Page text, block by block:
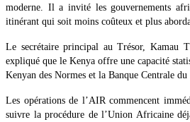
moderne. Il a invité les gouvernements
itinérant qui soit moins coûteux et plus
Le secrétaire principal au Trésor, Kamau
expliqué que le Kenya offre une capacité
Kenyan des Normes et la Banque Centrale du
Les opérations de l’AIR commencent
suivre la procédure de l’Union Africaine